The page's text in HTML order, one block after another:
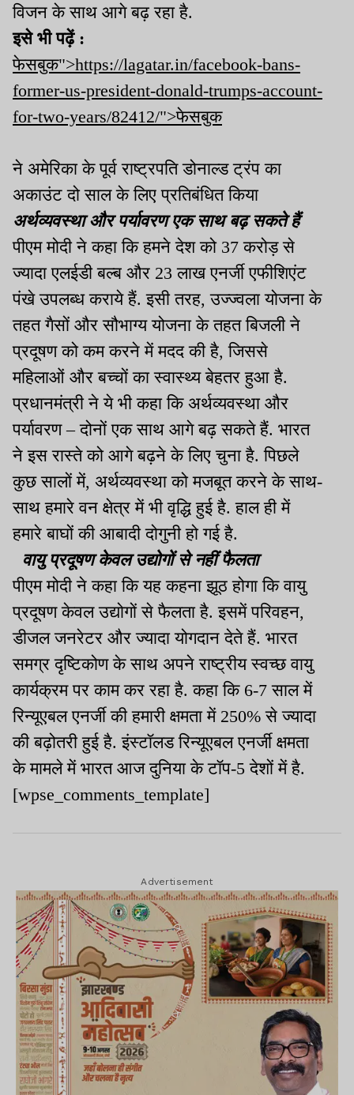
विजन के साथ आगे बढ़ रहा है.
इसे भी पढ़ें :
फेसबुक">https://lagatar.in/facebook-bans-
former-us-president-donald-trumps-account-
for-two-years/82412/">फेसबुक
ने अमेरिका के पूर्व राष्ट्रपति डोनाल्ड ट्रंप का
अकाउंट दो साल के लिए प्रतिबंधित किया
अर्थव्यवस्था और पर्यावरण एक साथ बढ़ सकते हैं
पीएम मोदी ने कहा कि हमने देश को 37 करोड़ से
ज्यादा एलईडी बल्ब और 23 लाख एनर्जी एफीशिएंट
पंखे उपलब्ध कराये हैं. इसी तरह, उज्ज्वला योजना के
तहत गैसों और सौभाग्य योजना के तहत बिजली ने
प्रदूषण को कम करने में मदद की है, जिससे
महिलाओं और बच्चों का स्वास्थ्य बेहतर हुआ है.
प्रधानमंत्री ने ये भी कहा कि अर्थव्यवस्था और
पर्यावरण – दोनों एक साथ आगे बढ़ सकते हैं. भारत
ने इस रास्ते को आगे बढ़ने के लिए चुना है. पिछले
कुछ सालों में, अर्थव्यवस्था को मजबूत करने के साथ-
साथ हमारे वन क्षेत्र में भी वृद्धि हुई है. हाल ही में
हमारे बाघों की आबादी दोगुनी हो गई है.
वायु प्रदूषण केवल उद्योगों से नहीं फैलता
पीएम मोदी ने कहा कि यह कहना झूठ होगा कि वायु
प्रदूषण केवल उद्योगों से फैलता है. इसमें परिवहन,
डीजल जनरेटर और ज्यादा योगदान देते हैं. भारत
समग्र दृष्टिकोण के साथ अपने राष्ट्रीय स्वच्छ वायु
कार्यक्रम पर काम कर रहा है. कहा कि 6-7 साल में
रिन्यूएबल एनर्जी की हमारी क्षमता में 250% से ज्यादा
की बढ़ोतरी हुई है. इंस्टॉलड रिन्यूएबल एनर्जी क्षमता
के मामले में भारत आज दुनिया के टॉप-5 देशों में है.
[wpse_comments_template]
Advertisement